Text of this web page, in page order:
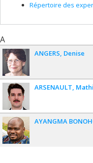
Répertoire des
A
ANGERS Denise
ARSENAULT
AYANGMA